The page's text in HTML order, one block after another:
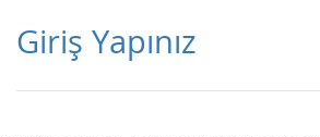
Giriş Yapınız